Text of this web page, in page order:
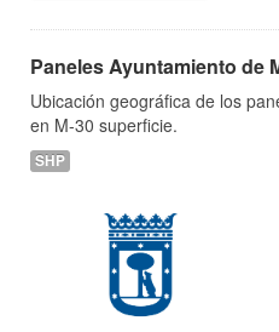
Paneles Ayuntamiento de
Ubicación geográfica de los
en M-30 superficie.
SHP